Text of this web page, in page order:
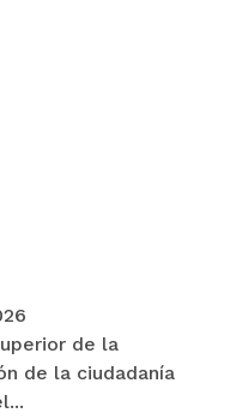
de la
de la ciudadanía